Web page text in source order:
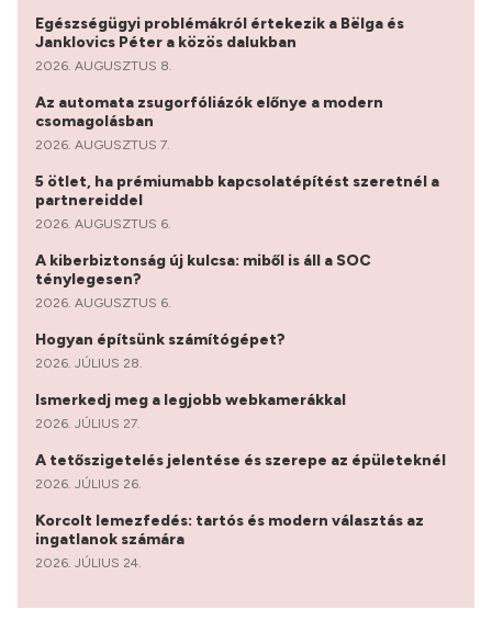
Egészségügyi problémákról értekezik a Bëlga és
Janklovics Péter a közös dalukban
2026. AUGUSZTUS 8.
Az automata zsugorfóliázók előnye a modern
csomagolásban
2026. AUGUSZTUS 7.
5 ötlet, ha prémiumabb kapcsolatépítést szeretnél a
partnereiddel
2026. AUGUSZTUS 6.
A kiberbiztonság új kulcsa: miből is áll a SOC
ténylegesen?
2026. AUGUSZTUS 6.
Hogyan építsünk számítógépet?
2026. JÚLIUS 28.
Ismerkedj meg a legjobb webkamerákkal
2026. JÚLIUS 27.
A tetőszigetelés jelentése és szerepe az épületeknél
2026. JÚLIUS 26.
Korcolt lemezfedés: tartós és modern választás az
ingatlanok számára
2026. JÚLIUS 24.